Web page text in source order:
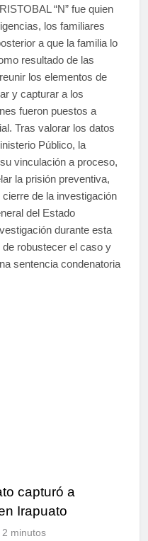
“N” fue quien
los familiares
a que la familia lo
resultado de las
los elementos de
y capturar a los
fueron puestos a
Tras valorar los datos
Público, la
vinculación a proceso,
la prisión preventiva,
de la investigación
del Estado
durante esta
robustecer el caso y
sentencia condenatoria
capturó a
Irapuato
2 minutos